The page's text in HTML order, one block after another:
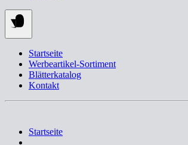
Startseite
Werbeartikel-Sortiment
Blätterkatalog
Kontakt
Startseite